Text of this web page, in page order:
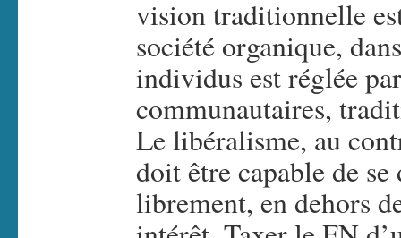
vision traditionnelle
société organique,
individus est réglée
communautaires,
Le libéralisme, au
doit être capable de
librement, en dehors